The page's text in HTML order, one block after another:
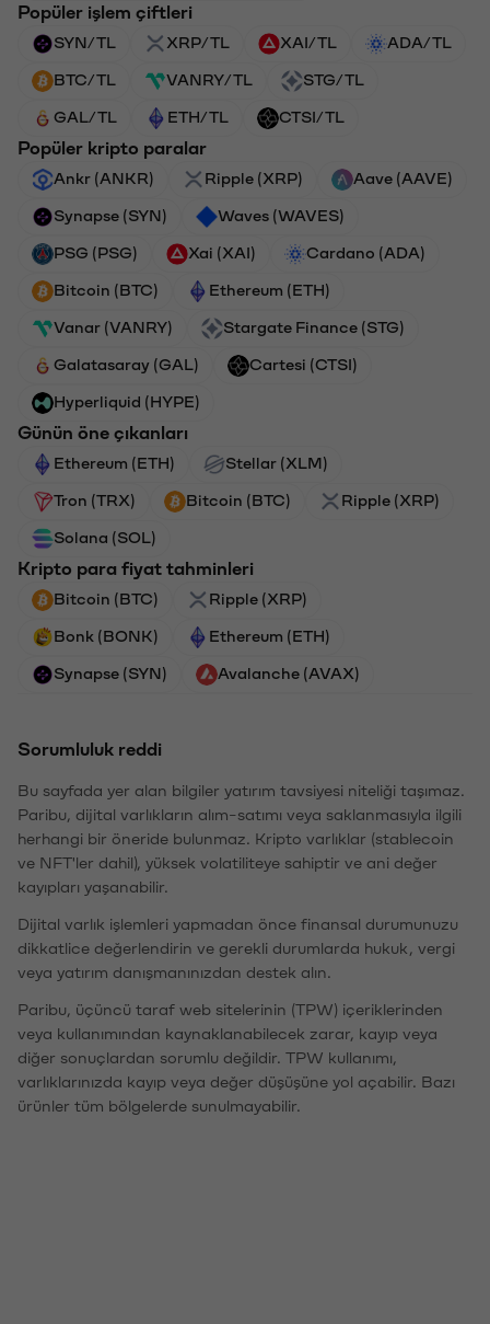
Popüler işlem çiftleri
SYN/TL XRP/TL XAI/TL ADA/TL
BTC/TL VANRY/TL STG/TL
GAL/TL ETH/TL CTSI/TL
Popüler kripto paralar
Ankr (ANKR) Ripple (XRP) Aave (AAVE)
Synapse (SYN) Waves (WAVES)
PSG (PSG) Xai (XAI) Cardano (ADA)
Bitcoin (BTC) Ethereum (ETH)
Vanar (VANRY) Stargate Finance (STG)
Galatasaray (GAL) Cartesi (CTSI)
Hyperliquid (HYPE)
Günün öne çıkanları
Ethereum (ETH) Stellar (XLM)
Tron (TRX) Bitcoin (BTC) Ripple (XRP)
Solana (SOL)
Kripto para fiyat tahminleri
Bitcoin (BTC) Ripple (XRP)
Bonk (BONK) Ethereum (ETH)
Synapse (SYN) Avalanche (AVAX)
Sorumluluk reddi
Bu sayfada yer alan bilgiler yatırım tavsiyesi niteliği taşımaz.
Paribu, dijital varlıkların alım-satımı veya saklanmasıyla ilgili
herhangi bir öneride bulunmaz. Kripto varlıklar (stablecoin
ve NFT'ler dahil), yüksek volatiliteye sahiptir ve ani değer
kayıpları yaşanabilir.
Dijital varlık işlemleri yapmadan önce finansal durumunuzu
dikkatlice değerlendirin ve gerekli durumlarda hukuk, vergi
veya yatırım danışmanınızdan destek alın.
Paribu, üçüncü taraf web sitelerinin (TPW) içeriklerinden
veya kullanımından kaynaklanabilecek zarar, kayıp veya
diğer sonuçlardan sorumlu değildir. TPW kullanımı,
varlıklarınızda kayıp veya değer düşüşüne yol açabilir. Bazı
ürünler tüm bölgelerde sunulmayabilir.